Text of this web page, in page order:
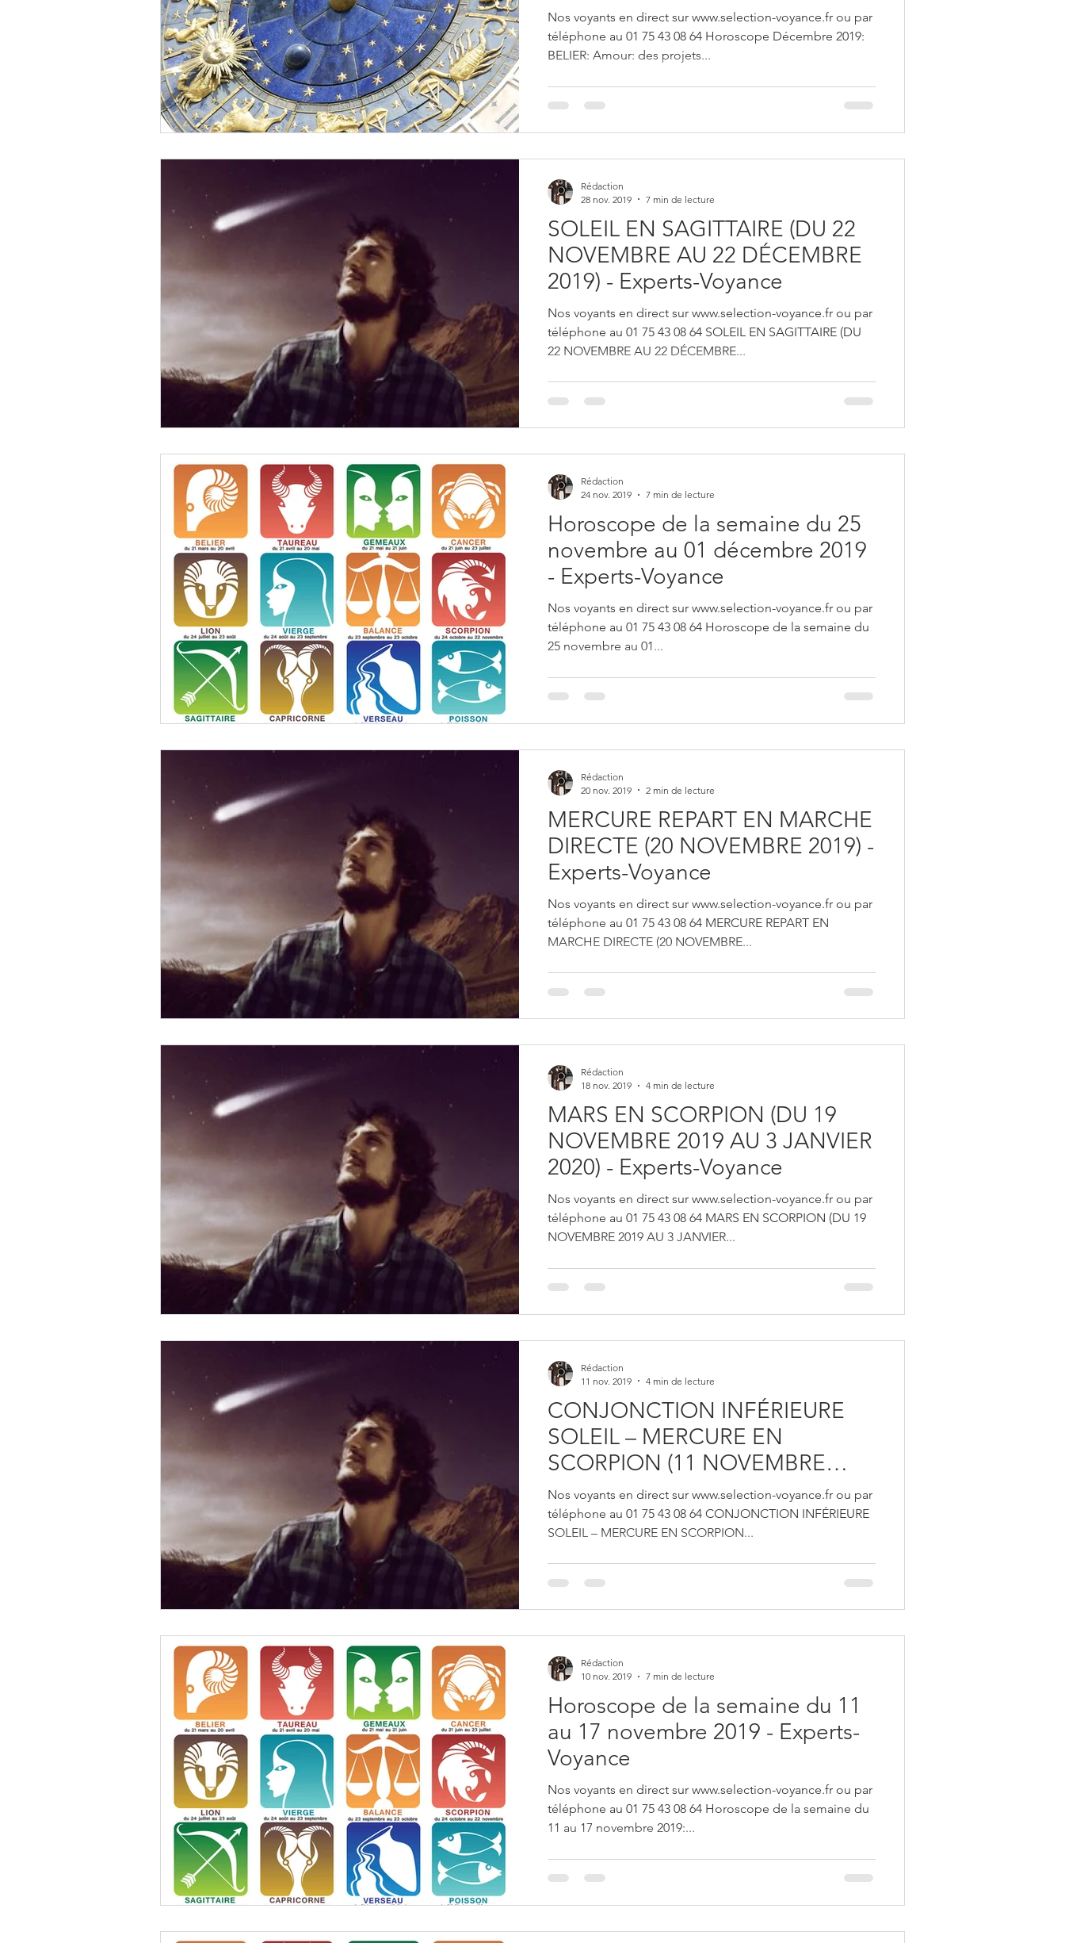
Nos voyants en direct sur www.selection-voyance.fr ou par
téléphone au 01 75 43 08 64 Horoscope Décembre 2019:
BELIER: Amour: des projets...
SOLEIL EN SAGITTAIRE (DU 22
NOVEMBRE AU 22 DÉCEMBRE
2019) - Experts-Voyance
Nos voyants en direct sur www.selection-voyance.fr ou par
téléphone au 01 75 43 08 64 SOLEIL EN SAGITTAIRE (DU
22 NOVEMBRE AU 22 DÉCEMBRE...
Rédaction
28 nov. 2019
7 min de lecture
Horoscope de la semaine du 25
novembre au 01 décembre 2019
- Experts-Voyance
Nos voyants en direct sur www.selection-voyance.fr ou par
téléphone au 01 75 43 08 64 Horoscope de la semaine du
25 novembre au 01...
Rédaction
24 nov. 2019
7 min de lecture
MERCURE REPART EN MARCHE
DIRECTE (20 NOVEMBRE 2019) -
Experts-Voyance
Nos voyants en direct sur www.selection-voyance.fr ou par
téléphone au 01 75 43 08 64 MERCURE REPART EN
MARCHE DIRECTE (20 NOVEMBRE...
Rédaction
20 nov. 2019
2 min de lecture
MARS EN SCORPION (DU 19
NOVEMBRE 2019 AU 3 JANVIER
2020) - Experts-Voyance
Nos voyants en direct sur www.selection-voyance.fr ou par
téléphone au 01 75 43 08 64 MARS EN SCORPION (DU 19
NOVEMBRE 2019 AU 3 JANVIER...
Rédaction
18 nov. 2019
4 min de lecture
CONJONCTION INFÉRIEURE
SOLEIL – MERCURE EN
SCORPION (11 NOVEMBRE
2019) - Experts-Voyance
Nos voyants en direct sur www.selection-voyance.fr ou par
téléphone au 01 75 43 08 64 CONJONCTION INFÉRIEURE
SOLEIL – MERCURE EN SCORPION...
Rédaction
11 nov. 2019
4 min de lecture
Horoscope de la semaine du 11
au 17 novembre 2019 - Experts-
Voyance
Nos voyants en direct sur www.selection-voyance.fr ou par
téléphone au 01 75 43 08 64 Horoscope de la semaine du
11 au 17 novembre 2019:...
Rédaction
10 nov. 2019
7 min de lecture